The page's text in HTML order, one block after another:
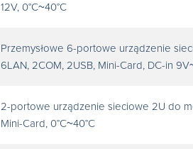
12V, 0°C~40°C
Przemysłowe 6-portowe urządzenie
6LAN, 2COM, 2USB, Mini-Card, DC-in
2-portowe urządzenie sieciowe 2U do
Mini-Card, 0°C~40°C